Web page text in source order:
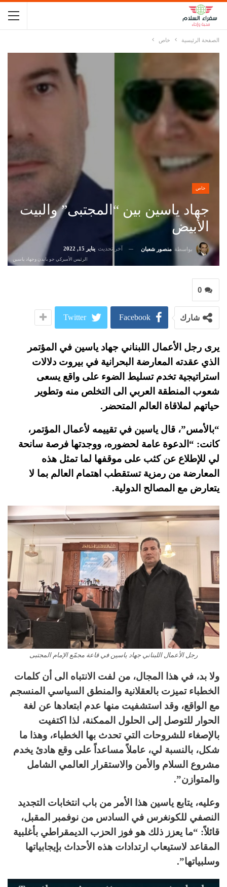
الصفحة الرئيسية خاص
خاص
جهاد ياسين بين “المجتبى” والبيت
الأبيض
بواسطة منصور شعبان آخر تحديث يناير 15, 2022
الرئيس الأميركي جو بايدن وجهاد ياسين
0
شارك Facebook
Twitter
يرى رجل الأعمال اللبناني جهاد ياسين في المؤتمر
الذي عقدته المعارضة البحرانية في بيروت دلالات
استراتيجية تخدم تسليط الضوء على واقع يسعى
شعوب المنطقة العربي الى التخلص منه وتطوير
حياتهم لملاقاة العالم المتحضر.
“بالأمس”، قال ياسين في تقييمه لأعمال المؤتمر،
كانت: “الدعوة عامة لحضوره، ووجدتها فرصة سانحة
لي للإطلاع عن كثب على موقفها لما تمثل هذه
المعارضة من رمزية تستقطب اهتمام العالم بما لا
يتعارض مع المصالح الدولية.
رجل الأعمال اللبناني جهاد ياسين في قاعة مجمّع الإمام المجتبى
ولا بد، في هذا المجال، من لفت الانتباه الى أن كلمات
الخطباء تميزت بالعقلانية والمنطق السياسي المنسجم
مع الواقع، وقد استشفيت منها عدم ابتعادها عن لغة
الحوار للتوصل إلى الحلول الممكنة، لذا اكتفيت
بالإصغاء للشروحات التي تحدث بها الخطباء، وهذا ما
شكل، بالنسبة لي، عاملاً مساعداً على وقع هادئ يخدم
مشروع السلام والأمن والاستقرار العالمي الشامل
والمتوازن”.
وعليه، يتابع ياسين هذا الأمر من باب انتخابات التجديد
النصفي للكونغرس في السادس من نوفمبر المقبل،
قائلاً: “ما يعزز ذلك هو فوز الحزب الديمقراطي بأغلبية
المقاعد لاستيعاب ارتدادات هذه الأحداث بإيجابياتها
وسلبياتها”.